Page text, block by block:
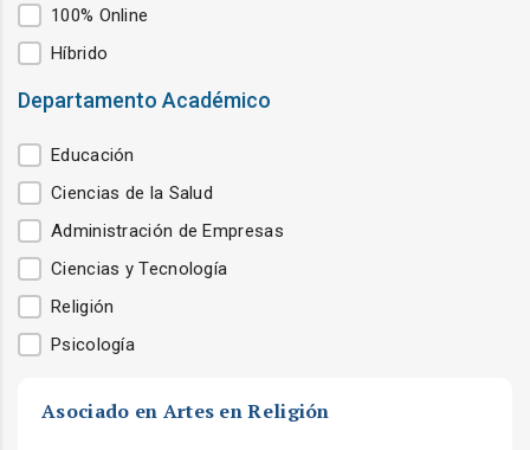
100% Online
Híbrido
Departamento Académico
Departamento Académico
Educación
Ciencias de la Salud
Administración de Empresas
Ciencias y Tecnología
Religión
Psicología
Asociado en Artes en Religión